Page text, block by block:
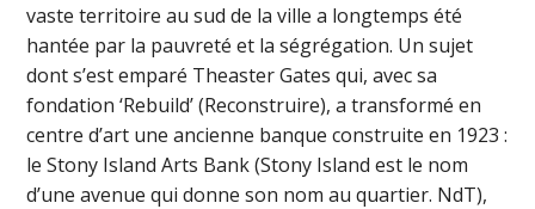
vaste territoire au sud de la ville a longtemps été
hantée par la pauvreté et la ségrégation. Un sujet
dont s’est emparé Theaster Gates qui, avec sa
fondation ‘Rebuild’ (Reconstruire), a transformé en
centre d’art une ancienne banque construite en 1923 :
le Stony Island Arts Bank (Stony Island est le nom
d’une avenue qui donne son nom au quartier. NdT),